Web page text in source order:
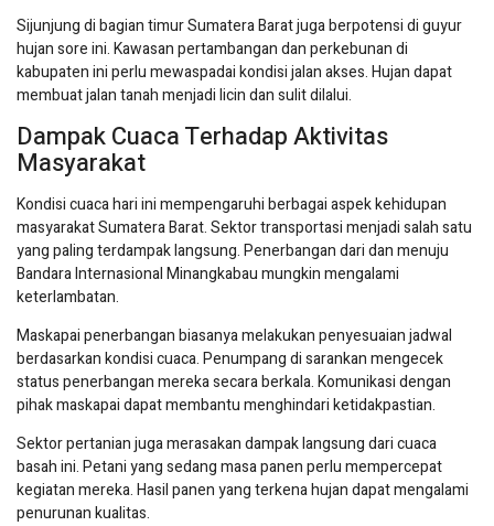
Sijunjung di bagian timur Sumatera Barat juga berpotensi di guyur
hujan sore ini. Kawasan pertambangan dan perkebunan di
kabupaten ini perlu mewaspadai kondisi jalan akses. Hujan dapat
membuat jalan tanah menjadi licin dan sulit dilalui.
Dampak Cuaca Terhadap Aktivitas
Masyarakat
Kondisi cuaca hari ini mempengaruhi berbagai aspek kehidupan
masyarakat Sumatera Barat. Sektor transportasi menjadi salah satu
yang paling terdampak langsung. Penerbangan dari dan menuju
Bandara Internasional Minangkabau mungkin mengalami
keterlambatan.
Maskapai penerbangan biasanya melakukan penyesuaian jadwal
berdasarkan kondisi cuaca. Penumpang di sarankan mengecek
status penerbangan mereka secara berkala. Komunikasi dengan
pihak maskapai dapat membantu menghindari ketidakpastian.
Sektor pertanian juga merasakan dampak langsung dari cuaca
basah ini. Petani yang sedang masa panen perlu mempercepat
kegiatan mereka. Hasil panen yang terkena hujan dapat mengalami
penurunan kualitas.